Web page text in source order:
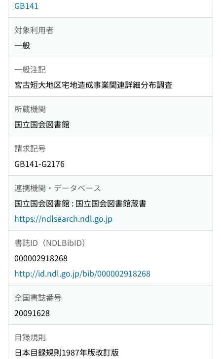
GB141
対象利用者
一般
一般注記
宮古短大地区宅地造成事業関連詳細分布調査
所蔵機関
国立国会図書館
請求記号
GB141-G2176
連携機関・データベース
国立国会図書館 : 国立国会図書館蔵書
https://ndlsearch.ndl.go.jp
書誌ID（NDLBibID）
000002918268
http://id.ndl.go.jp/bib/000002918268
全国書誌番号
20091628
目録規則
日本目録規則1987年版改訂版